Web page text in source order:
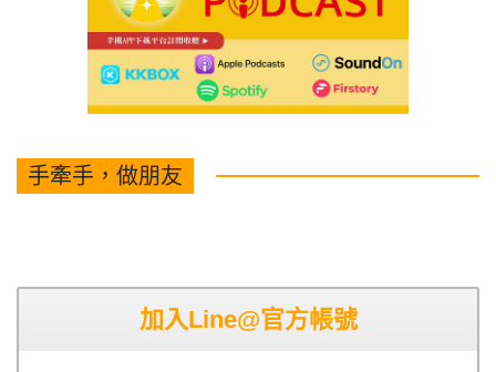
手牽手，做朋友
加入Line@官方帳號